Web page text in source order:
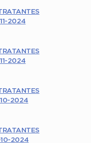
2024
2024
2024
10-2024